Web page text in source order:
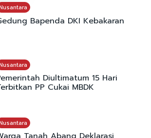
Bapenda DKI Kebakaran
Diultimatum 15 Hari
PP Cukai MBDK